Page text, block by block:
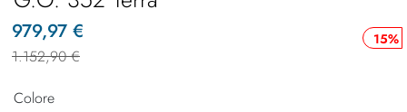
15%
979,97 €
1.152,90 €
Colore